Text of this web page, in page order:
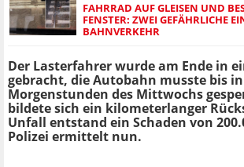
FAHRRAD AUF GLEISEN UND
FENSTER: ZWEI GEFÄHRLICHE
BAHNVERKEHR
Der Lasterfahrer wurde am Ende in
gebracht, die Autobahn musste bis
Morgenstunden des Mittwochs
bildete sich ein kilometerlanger
Unfall entstand ein Schaden von
Polizei ermittelt nun.